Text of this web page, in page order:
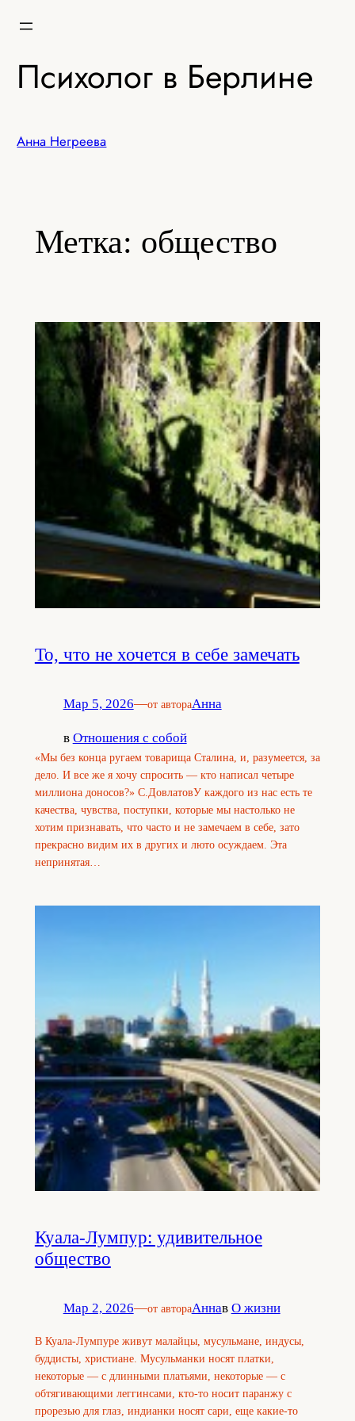
Психолог в Берлине
Анна Негреева
Метка: общество
То, что не хочется в себе замечать
Мар 5, 2026—от автораАнна
в Отношения с собой
«Мы без конца ругаем товарища Сталина, и, разумеется, за
дело. И все же я хочу спросить — кто написал четыре
миллиона доносов?» С.ДовлатовУ каждого из нас есть те
качества, чувства, поступки, которые мы настолько не
хотим признавать, что часто и не замечаем в себе, зато
прекрасно видим их в других и люто осуждаем. Эта
непринятая…
Куала-Лумпур: удивительное
общество
Мар 2, 2026—от автораАннав О жизни
В Куала-Лумпуре живут малайцы, мусульмане, индусы,
буддисты, христиане. Мусульманки носят платки,
некоторые — с длинными платьями, некоторые — с
обтягивающими леггинсами, кто-то носит паранжу с
прорезью для глаз, индианки носят сари, еще какие-то